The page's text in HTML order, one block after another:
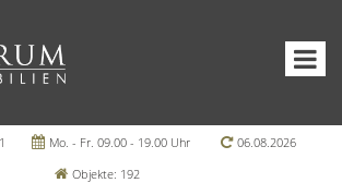
Mo. - Fr. 09.00 - 19.00 Uhr
06.08.2026
Objekte: 192